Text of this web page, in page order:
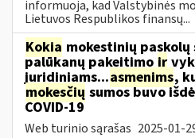
informuoja, kad Valstybinės
Lietuvos Respublikos finansų...
Kokia mokestinių paskolų
palūkanų pakeitimo ir
juridiniams...asmenims,
mokesčių sumos buvo
COVID-19
Web turinio sąrašas 2025-01-